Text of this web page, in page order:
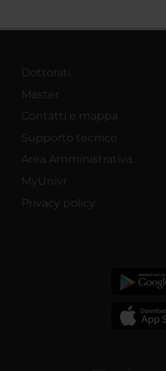
Dottorati
Master
Contatti e mappa
Supporto tecnico
Area Amministrativa
MyUnivr
Privacy policy